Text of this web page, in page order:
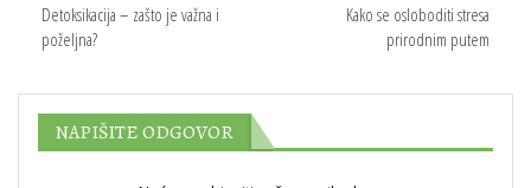
Detoksikacija – zašto je važna i
poželjna?
Kako se osloboditi stresa
prirodnim putem
NAPIŠITE ODGOVOR